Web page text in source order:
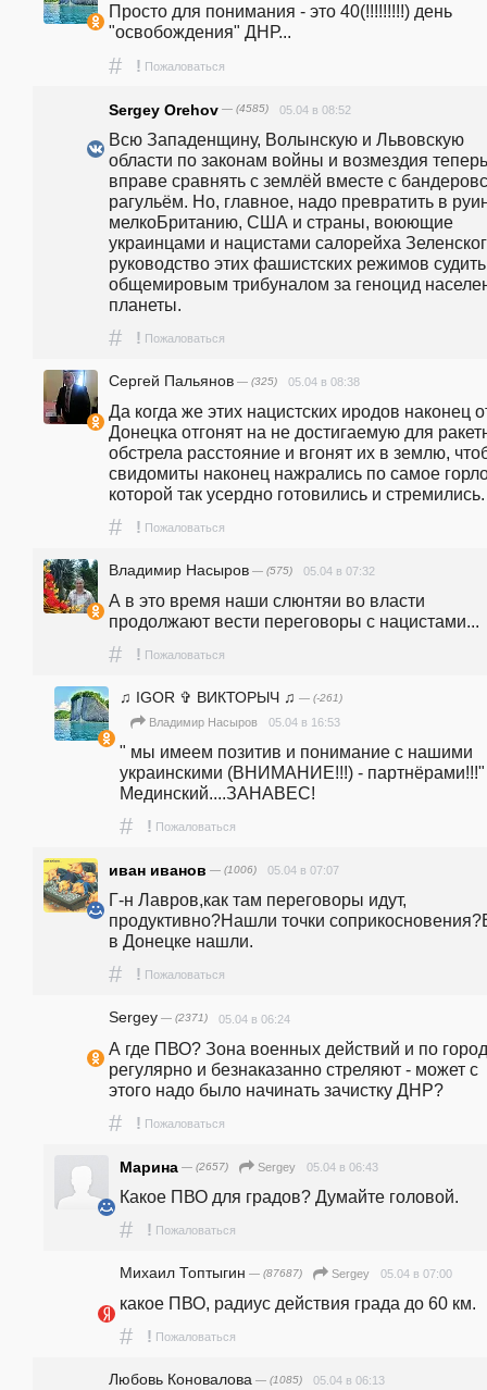
Просто для понимания - это 40(!!!!!!!!!) день
"освобождения" ДНР...
# ! Пожаловаться
Sergey Orehov — (4585) 05.04 в 08:52
Всю Западенщину, Волынскую и Львовскую
области по законам войны и возмездия теперь
вправе сравнять с землёй вместе с
рагульём. Но, главное, надо превратить в
мелкоБританию, США и страны, воюющие
украинцами и нацистами салорейха
руководство этих фашистских режимов судить
общемировым трибуналом за геноцид
планеты.
# ! Пожаловаться
Сергей Пальянов — (325) 05.04 в 08:38
Да когда же этих нацистских иродов наконец
Донецка отгонят на не достигаемую для
обстрела расстояние и вгонят их в землю,
свидомиты наконец нажрались по самое
которой так усердно готовились и
# ! Пожаловаться
Владимир Насыров — (575) 05.04 в 07:32
А в это время наши слюнтяи во власти
продолжают вести переговоры с нацистами...
# ! Пожаловаться
♫ IGOR ✞ ВИКТОРЫЧ ♫ — (-261)
Владимир Насыров 05.04 в 16:53
" мы имеем позитив и понимание с нашими
украинскими (ВНИМАНИЕ!!!) - партнёрами!!!"
Мединский....ЗАНАВЕС!
# ! Пожаловаться
иван иванов — (1006) 05.04 в 07:07
Г-н Лавров,как там переговоры идут,
продуктивно?Нашли точки
в Донецке нашли.
# ! Пожаловаться
Sergey — (2371) 05.04 в 06:24
А где ПВО? Зона военных действий и по
регулярно и безнаказанно стреляют - может с
этого надо было начинать зачистку ДНР?
# ! Пожаловаться
Марина — (2657) Sergey 05.04 в 06:43
Какое ПВО для градов? Думайте головой.
# ! Пожаловаться
Михаил Топтыгин — (87687) Sergey 05.04 в 07:00
какое ПВО, радиус действия града до 60 км.
# ! Пожаловаться
Любовь Коновалова — (1085) 05.04 в 06:13